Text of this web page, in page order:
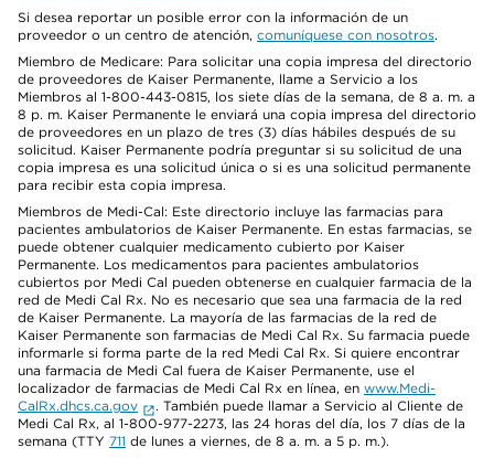
Si desea reportar un posible error con la información de un
proveedor o un centro de atención, comuníquese con nosotros.
Miembro de Medicare: Para solicitar una copia impresa del directorio
de proveedores de Kaiser Permanente, llame a Servicio a los
Miembros al 1-800-443-0815, los siete días de la semana, de 8 a. m. a
8 p. m. Kaiser Permanente le enviará una copia impresa del directorio
de proveedores en un plazo de tres (3) días hábiles después de su
solicitud. Kaiser Permanente podría preguntar si su solicitud de una
copia impresa es una solicitud única o si es una solicitud permanente
para recibir esta copia impresa.
Miembros de Medi-Cal: Este directorio incluye las farmacias para
pacientes ambulatorios de Kaiser Permanente. En estas farmacias, se
puede obtener cualquier medicamento cubierto por Kaiser
Permanente. Los medicamentos para pacientes ambulatorios
cubiertos por Medi Cal pueden obtenerse en cualquier farmacia de la
red de Medi Cal Rx. No es necesario que sea una farmacia de la red
de Kaiser Permanente. La mayoría de las farmacias de la red de
Kaiser Permanente son farmacias de Medi Cal Rx. Su farmacia puede
informarle si forma parte de la red Medi Cal Rx. Si quiere encontrar
una farmacia de Medi Cal fuera de Kaiser Permanente, use el
localizador de farmacias de Medi Cal Rx en línea, en www.Medi-
CalRx.dhcs.ca.gov
. También puede llamar a Servicio al Cliente de
Medi Cal Rx, al 1-800-977-2273, las 24 horas del día, los 7 días de la
semana (TTY 711 de lunes a viernes, de 8 a. m. a 5 p. m.).